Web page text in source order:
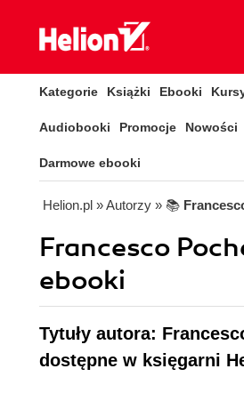
Kategorie Książki Ebooki
Audiobooki Promocje Nowości
Darmowe ebooki
Helion.pl » Autorzy » 📚
Francesco
ebooki
Tytuły autora:
dostępne w księgarni